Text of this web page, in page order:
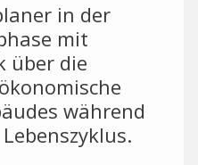
in der
mit
über die
während